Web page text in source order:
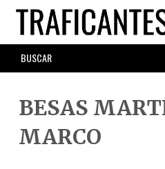
Skip
main
content
SEARCH
FORM
BESAS
MARCO